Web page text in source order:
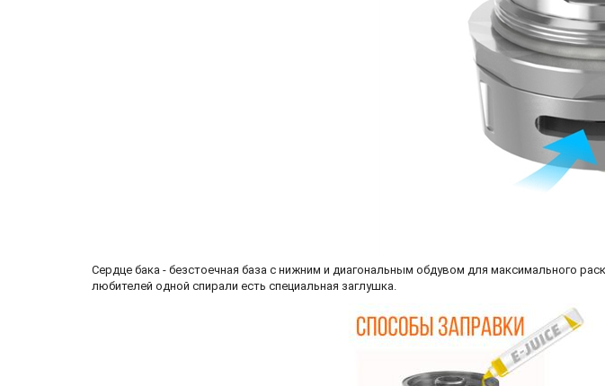
Сердце бака - безстоечная база с нижним и диагональным обдувом для максимального
любителей одной спирали есть специальная заглушка.